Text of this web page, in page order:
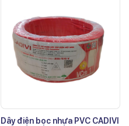
Dây điện bọc nhựa PVC CADIVI